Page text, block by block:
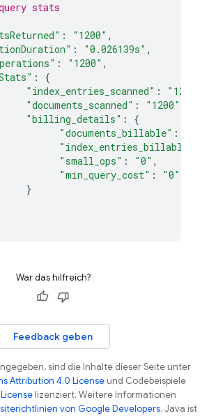
stats
: "1200" ,
: "0.026139s" ,
: "1200" ,
:
{
"index_entries_scanned" : "1200"
"documents_scanned" :
"1200"
"billing_details" :
{
"documents_billable" :
"index_entries_billable"
"small_ops" : "0" ,
"min_query_cost" : "0"
}
War das hilfreich?
Feedback geben
sind die Inhalte dieser Seite unter
Attribution 4.0 License und Codebeispiele
lizenziert. Weitere Informationen
von Google Developers. Java ist